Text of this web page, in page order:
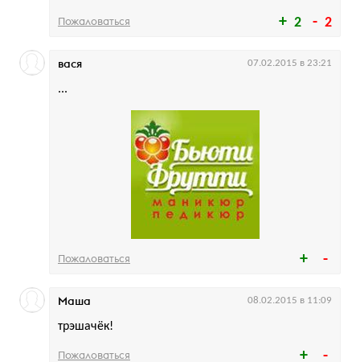
2 2
Пожаловаться
...
вася 07.02.2015 в 23:21
Пожаловаться
трэшачёк!
Маша 08.02.2015 в 11:09
Пожаловаться